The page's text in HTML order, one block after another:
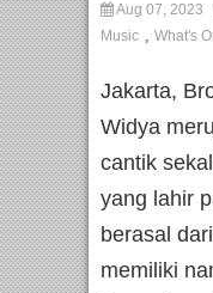
Aug 07, 2023
Music , What's
Jakarta,
Widya
cantik
yang lahir
berasal
memiliki